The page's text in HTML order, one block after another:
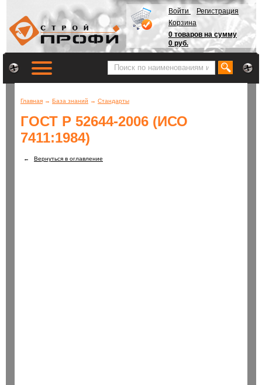
Войти
Регистрация
Корзина
0 товаров на сумму
0 руб.
Главная → База знаний → Стандарты
ГОСТ Р 52644-2006 (ИСО
7411:1984)
← Вернуться в оглавление